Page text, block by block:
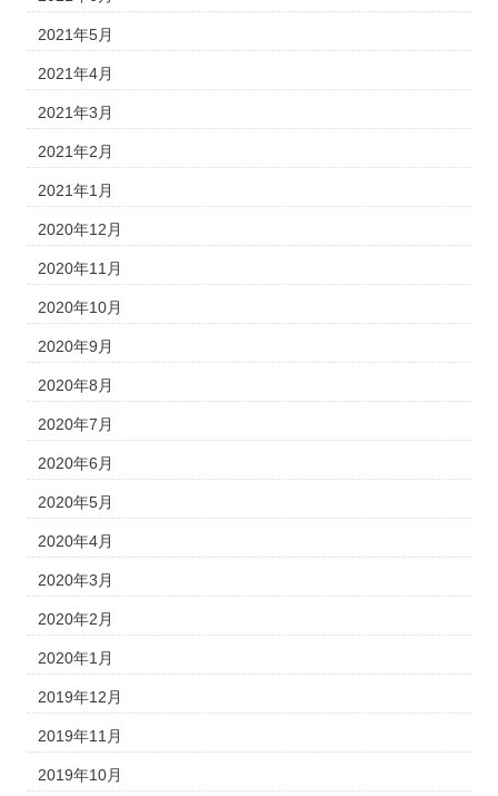
2021年5月
2021年4月
2021年3月
2021年2月
2021年1月
2020年12月
2020年11月
2020年10月
2020年9月
2020年8月
2020年7月
2020年6月
2020年5月
2020年4月
2020年3月
2020年2月
2020年1月
2019年12月
2019年11月
2019年10月